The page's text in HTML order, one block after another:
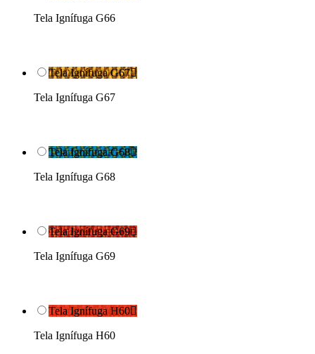
Tela Ignífuga G66
Tela Ignífuga G67
Tela Ignífuga G67
Tela Ignífuga G68
Tela Ignífuga G68
Tela Ignífuga G69
Tela Ignífuga G69
Tela Ignífuga H60
Tela Ignífuga H60